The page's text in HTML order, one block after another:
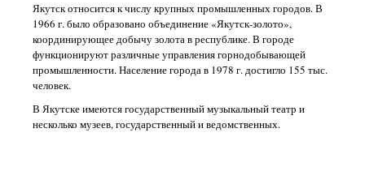
Якутск относится к числу крупных промышленных городов. В
1966 г. было образовано объединение «Якутск-золото»,
координирующее добычу золота в республике. В городе
функционируют различные управления горнодобывающей
промышленности. Население города в 1978 г. достигло 155 тыс.
человек.
В Якутске имеются государственный музыкальный театр и
несколько музеев, государственный и ведомственных.